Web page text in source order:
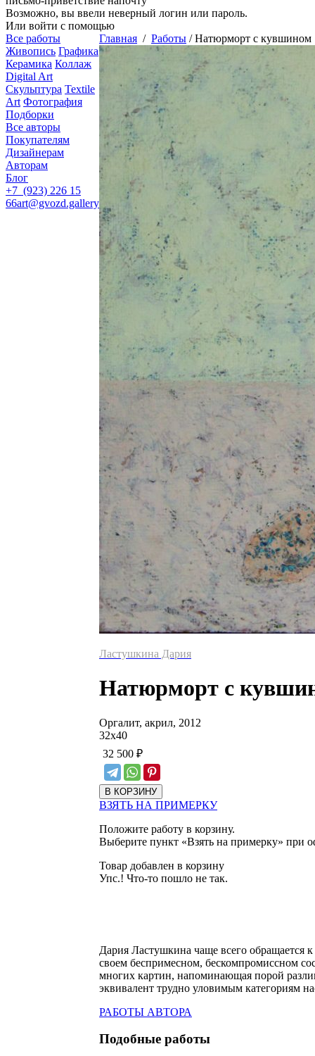
Возможно, вы ввели неверный логин или пароль.
Или войти с помощью
Все работы
Живопись Графика
Керамика Коллаж
Digital Art
Скульптура Textile
Art Фотография
Подборки
Все авторы
Покупателям
Дизайнерам
Авторам
Блог
+7 (923) 226 15
66art@gvozd.gallery
Главная / Работы / Натюрморт с кувшином
Ластушкина Дария
Натюрморт с
Оргалит, акрил, 2012
32х40
32 500 ₽
ВЗЯТЬ НА ПРИМЕРКУ
Положите работу в корзину.
Выберите пункт «Взять на примерку» при
Товар добавлен в корзину
Упс.! Что-то пошло не так.
Дария Ластушкина чаще всего обращается
своем беспримесном, бескомпромиссном
многих картин, напоминающая порой
эквивалент трудно уловимым категориям
РАБОТЫ АВТОРА
Подобные работы